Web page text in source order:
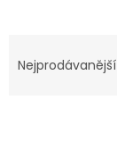
Nejprodávanější